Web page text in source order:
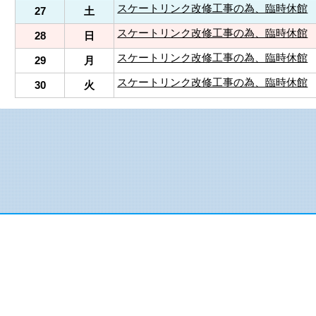
27 土 スケートリンク改修工事の為、臨時休館
28 日 スケートリンク改修工事の為、臨時休館
29 月 スケートリンク改修工事の為、臨時休館
30 火 スケートリンク改修工事の為、臨時休館